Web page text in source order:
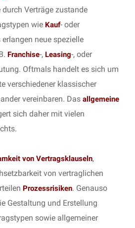
Verträge zustande
wie Kauf- oder
erlangen neue spezielle
Franchise-, Leasing-, oder
Oftmals handelt es sich um
verschiedener klassischer
vereinbaren. Das allgemeine
sich daher mit vielen
von Vertragsklauseln,
von vertraglichen
Prozessrisiken. Genauso
Gestaltung und Erstellung
sowie allgemeiner